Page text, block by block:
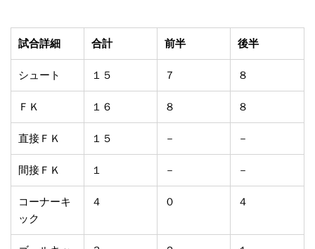
試合詳細 合計 前半 後半
シュート １５ ７ ８
ＦＫ １６ ８ ８
直接ＦＫ １５ － －
間接ＦＫ １ － －
コーナーキ
ック
４ ０ ４